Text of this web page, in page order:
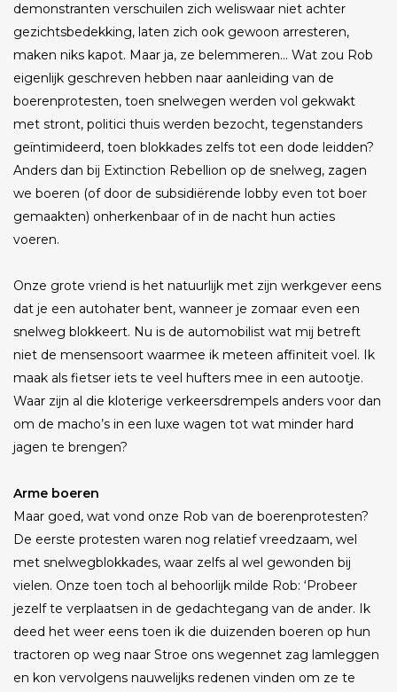
demonstranten verschuilen zich weliswaar niet achter
gezichtsbedekking, laten zich ook gewoon arresteren,
maken niks kapot. Maar ja, ze belemmeren… Wat zou Rob
eigenlijk geschreven hebben naar aanleiding van de
boerenprotesten, toen snelwegen werden vol gekwakt
met stront, politici thuis werden bezocht, tegenstanders
geïntimideerd, toen blokkades zelfs tot een dode leidden?
Anders dan bij Extinction Rebellion op de snelweg, zagen
we boeren (of door de subsidiërende lobby even tot boer
gemaakten) onherkenbaar of in de nacht hun acties
voeren.
Onze grote vriend is het natuurlijk met zijn werkgever eens
dat je een autohater bent, wanneer je zomaar even een
snelweg blokkeert. Nu is de automobilist wat mij betreft
niet de mensensoort waarmee ik meteen affiniteit voel. Ik
maak als fietser iets te veel hufters mee in een autootje.
Waar zijn al die kloterige verkeersdrempels anders voor dan
om de macho’s in een luxe wagen tot wat minder hard
jagen te brengen?
Arme boeren
Maar goed, wat vond onze Rob van de boerenprotesten?
De eerste protesten waren nog relatief vreedzaam, wel
met snelwegblokkades, waar zelfs al wel gewonden bij
vielen. Onze toen toch al behoorlijk milde Rob: ‘Probeer
jezelf te verplaatsen in de gedachtegang van de ander. Ik
deed het weer eens toen ik die duizenden boeren op hun
tractoren op weg naar Stroe ons wegennet zag lamleggen
en kon vervolgens nauwelijks redenen vinden om ze te